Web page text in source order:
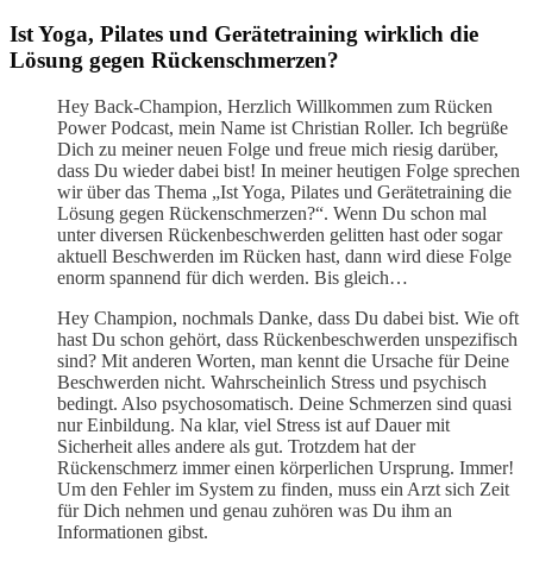
Ist Yoga, Pilates und Gerätetraining wirklich die
Lösung gegen Rückenschmerzen?
Hey Back-Champion, Herzlich Willkommen zum Rücken
Power Podcast, mein Name ist Christian Roller. Ich begrüße
Dich zu meiner neuen Folge und freue mich riesig darüber,
dass Du wieder dabei bist! In meiner heutigen Folge sprechen
wir über das Thema „Ist Yoga, Pilates und Gerätetraining die
Lösung gegen Rückenschmerzen?“. Wenn Du schon mal
unter diversen Rückenbeschwerden gelitten hast oder sogar
aktuell Beschwerden im Rücken hast, dann wird diese Folge
enorm spannend für dich werden. Bis gleich…
Hey Champion, nochmals Danke, dass Du dabei bist. Wie oft
hast Du schon gehört, dass Rückenbeschwerden unspezifisch
sind? Mit anderen Worten, man kennt die Ursache für Deine
Beschwerden nicht. Wahrscheinlich Stress und psychisch
bedingt. Also psychosomatisch. Deine Schmerzen sind quasi
nur Einbildung. Na klar, viel Stress ist auf Dauer mit
Sicherheit alles andere als gut. Trotzdem hat der
Rückenschmerz immer einen körperlichen Ursprung. Immer!
Um den Fehler im System zu finden, muss ein Arzt sich Zeit
für Dich nehmen und genau zuhören was Du ihm an
Informationen gibst.